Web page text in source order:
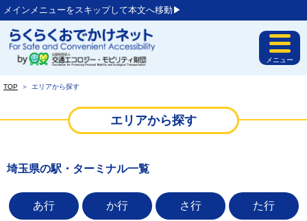
メインメニューをスキップして本文へ移動▶︎
メニュー
TOP ＞ エリアから探す
エリアから探す
埼玉県の駅・ターミナル一覧
あ行 か行 さ行 た行